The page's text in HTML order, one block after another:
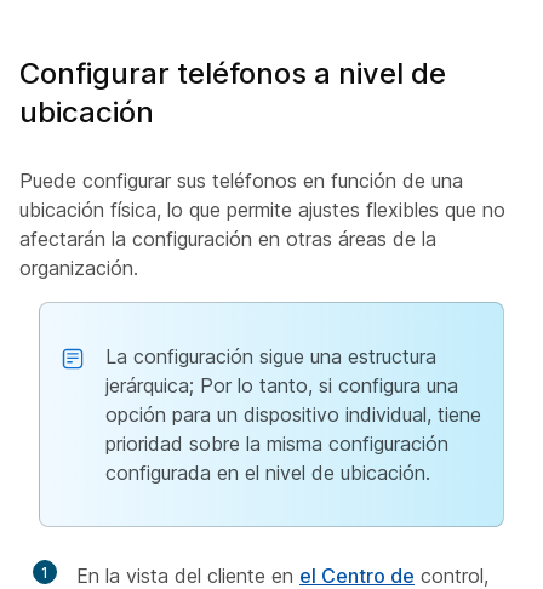
Configurar teléfonos a nivel de
ubicación
Puede configurar sus teléfonos en función de una
ubicación física, lo que permite ajustes flexibles que no
afectarán la configuración en otras áreas de la
organización.
La configuración sigue una estructura
jerárquica; Por lo tanto, si configura una
opción para un dispositivo individual, tiene
prioridad sobre la misma configuración
configurada en el nivel de ubicación.
1 En la vista del cliente en el Centro de control,